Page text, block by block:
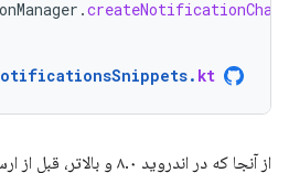
.
. kt
از آنجا که در اندروید ۸.۰ و